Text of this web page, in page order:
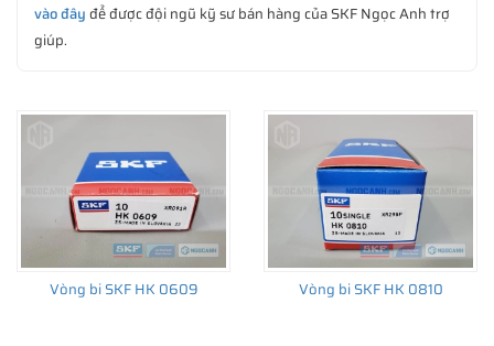
vào đâyđể được đội ngũ kỹ sư bán hàng của SKF Ngọc Anh trợ
giúp.
Vòng bi SKF HK 0609 Vòng bi SKF HK 0810